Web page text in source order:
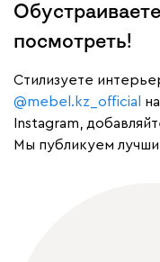
посмотреть!
Cтилизуете
@mebel.kz_official
Instagram,
Мы публикуем